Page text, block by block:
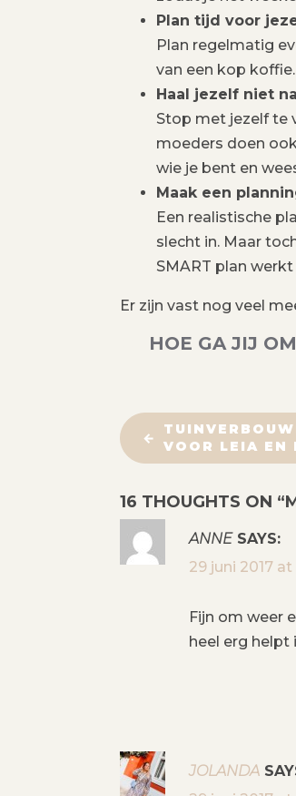
Plan tijd voor
Plan regelmatig
van een kop
Haal jezelf niet
Stop met jezelf te
moeders doen
wie je bent en
Maak een
Een realistische
slecht in. Maar
SMART plan
Er zijn vast nog veel
HOE GA JIJ
B
E
R
I
A
VOOR LEIA EN
16 THOUGHTS ON “
ANNE SAYS:
29 juni 2017 at
Fijn om weer
heel erg helpt
JOLANDA